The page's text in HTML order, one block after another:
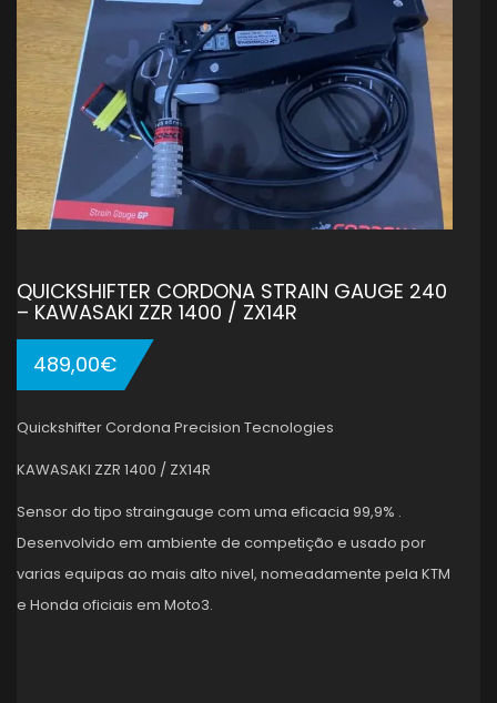
QUICKSHIFTER CORDONA STRAIN GAUGE 240
– KAWASAKI ZZR 1400 / ZX14R
489,00€
Quickshifter Cordona Precision Tecnologies
KAWASAKI ZZR 1400 / ZX14R
Sensor do tipo straingauge com uma eficacia 99,9% .
Desenvolvido em ambiente de competição e usado por
varias equipas ao mais alto nivel, nomeadamente pela KTM
e Honda oficiais em Moto3.